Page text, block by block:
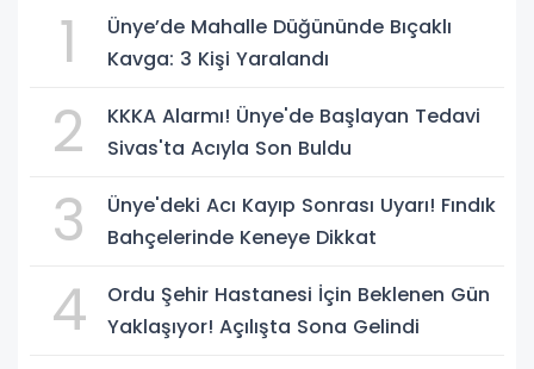
1
Ünye’de Mahalle Düğününde Bıçaklı
Kavga: 3 Kişi Yaralandı
2
KKKA Alarmı! Ünye'de Başlayan Tedavi
Sivas'ta Acıyla Son Buldu
3
Ünye'deki Acı Kayıp Sonrası Uyarı! Fındık
Bahçelerinde Keneye Dikkat
4
Ordu Şehir Hastanesi İçin Beklenen Gün
Yaklaşıyor! Açılışta Sona Gelindi